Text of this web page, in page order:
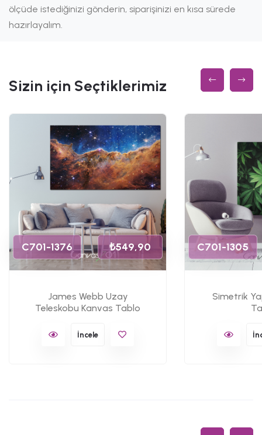
ölçüde istediğinizi gönderin, siparişinizi en kısa sürede
hazırlayalım.
Sizin için Seçtiklerimiz
C701-1376 ₺549,90
James Webb Uzay
Teleskobu Kanvas Tablo
İncele
C701-1305
Simetrik